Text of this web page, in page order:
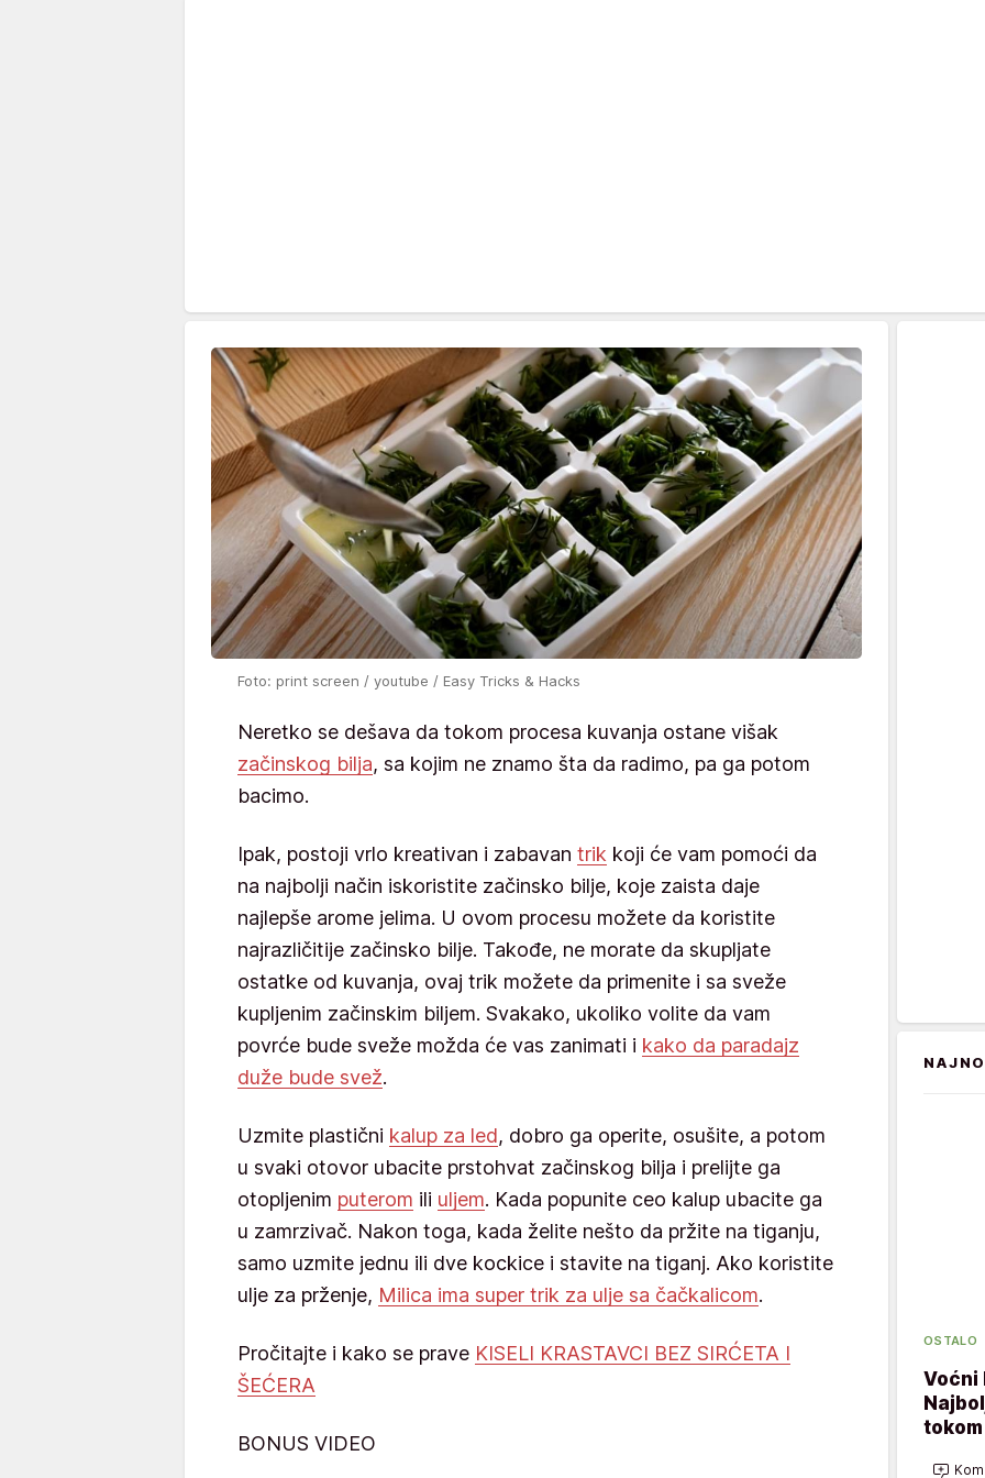
Foto: print screen / youtube / Easy Tricks & Hacks
Neretko se dešava da tokom procesa kuvanja ostane višak
začinskog bilja, sa kojim ne znamo šta da radimo, pa ga potom
bacimo.
Ipak, postoji vrlo kreativan i zabavan trik koji će vam pomoći da
na najbolji način iskoristite začinsko bilje, koje zaista daje
najlepše arome jelima. U ovom procesu možete da koristite
najrazličitije začinsko bilje. Takođe, ne morate da skupljate
ostatke od kuvanja, ovaj trik možete da primenite i sa sveže
kupljenim začinskim biljem. Svakako, ukoliko volite da vam
povrće bude sveže možda će vas zanimati i kako da paradajz
duže bude svež.
Uzmite plastični kalup za led, dobro ga operite, osušite, a potom
u svaki otovor ubacite prstohvat začinskog bilja i prelijte ga
otopljenim puterom ili uljem. Kada popunite ceo kalup ubacite ga
u zamrzivač. Nakon toga, kada želite nešto da pržite na tiganju,
samo uzmite jednu ili dve kockice i stavite na tiganj. Ako koristite
ulje za prženje, Milica ima super trik za ulje sa čačkalicom.
Pročitajte i kako se prave KISELI KRASTAVCI BEZ SIRĆETA I
ŠEĆERA
BONUS VIDEO
OSTALO
Voćni